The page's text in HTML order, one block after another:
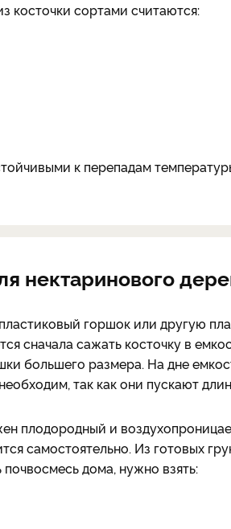
сортами считаются:
к перепадам
нектаринового
горшок или другую
сначала сажать косточку в
большего размера. На дне
так как они пускают
плодородный и
самостоятельно. Из готовых
дома, нужно взять: